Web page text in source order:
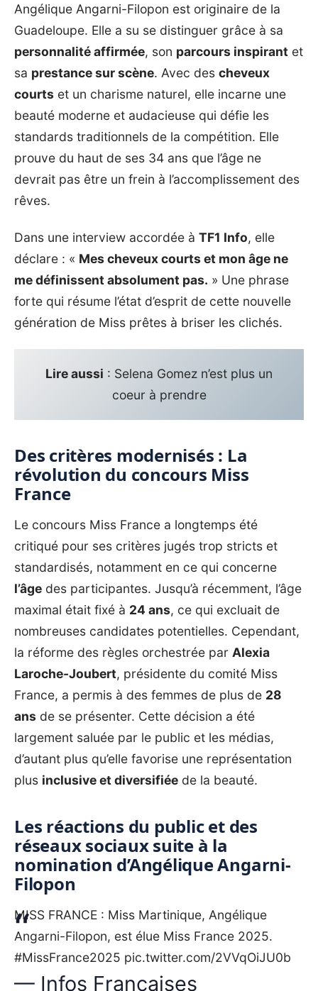
Angélique Angarni-Filopon est originaire de la
Guadeloupe. Elle a su se distinguer grâce à sa
personnalité affirmée, son parcours inspirant et
sa prestance sur scène. Avec des cheveux
courts et un charisme naturel, elle incarne une
beauté moderne et audacieuse qui défie les
standards traditionnels de la compétition. Elle
prouve du haut de ses 34 ans que l’âge ne
devrait pas être un frein à l’accomplissement des
rêves.
Dans une interview accordée à TF1 Info, elle
déclare : « Mes cheveux courts et mon âge ne
me définissent absolument pas. » Une phrase
forte qui résume l’état d’esprit de cette nouvelle
génération de Miss prêtes à briser les clichés.
Lire aussi : Selena Gomez n’est plus un
coeur à prendre
Des critères modernisés : La
révolution du concours Miss
France
Le concours Miss France a longtemps été
critiqué pour ses critères jugés trop stricts et
standardisés, notamment en ce qui concerne
l’âge des participantes. Jusqu’à récemment, l’âge
maximal était fixé à 24 ans, ce qui excluait de
nombreuses candidates potentielles. Cependant,
la réforme des règles orchestrée par Alexia
Laroche-Joubert, présidente du comité Miss
France, a permis à des femmes de plus de 28
ans de se présenter. Cette décision a été
largement saluée par le public et les médias,
d’autant plus qu’elle favorise une représentation
plus inclusive et diversifiée de la beauté.
Les réactions du public et des
réseaux sociaux suite à la
nomination d’Angélique Angarni-
Filopon
MISS FRANCE : Miss Martinique, Angélique
Angarni-Filopon, est élue Miss France 2025.
#MissFrance2025 pic.twitter.com/2VVqOiJU0b
— Infos Françaises